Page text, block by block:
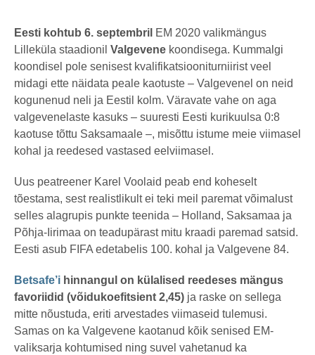
msavi
t
t
g
o
Eesti kohtub 6. septembril EM 2020 valikmängus
Lilleküla staadionil Valgevene koondisega. Kummalgi
koondisel pole senisest kvalifikatsiooniturniirist veel
midagi ette näidata peale kaotuste – Valgevenel on neid
kogunenud neli ja Eestil kolm. Väravate vahe on aga
valgevenelaste kasuks – suuresti Eesti kurikuulsa 0:8
kaotuse tõttu Saksamaale –, misõttu istume meie viimasel
kohal ja reedesed vastased eelviimasel.
Uus peatreener Karel Voolaid peab end koheselt
tõestama, sest realistlikult ei teki meil paremat võimalust
selles alagrupis punkte teenida – Holland, Saksamaa ja
Põhja-Iirimaa on teadupärast mitu kraadi paremad satsid.
Eesti asub FIFA edetabelis 100. kohal ja Valgevene 84.
Betsafe’i hinnangul on külalised reedeses mängus
favoriidid (võidukoefitsient 2,45) ja raske on sellega
mitte nõustuda, eriti arvestades viimaseid tulemusi.
Samas on ka Valgevene kaotanud kõik senised EM-
valiksarja kohtumised ning suvel vahetanud ka